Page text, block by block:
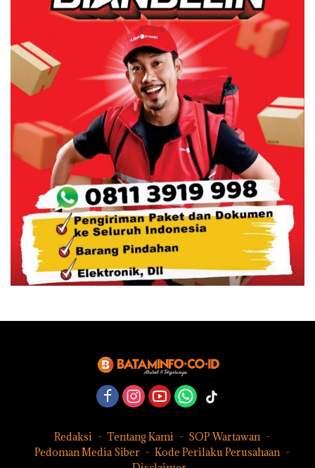
Redaksi Tentang Kami
SOP Wartawan
Pedoman Media Siber
Kode Perilaku Perusahaan